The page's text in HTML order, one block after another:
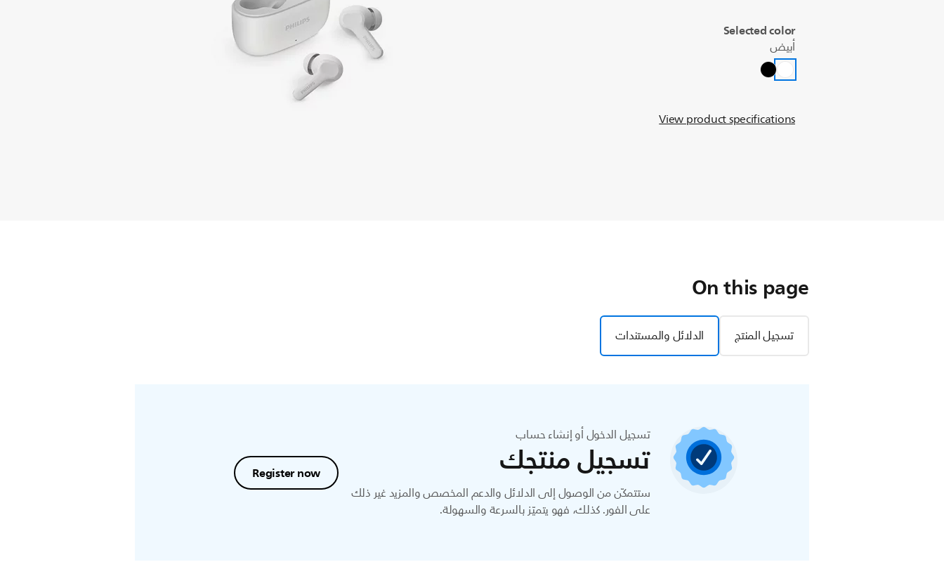
Selected color
أبيض
View product specifications
On this page
تسجيل المنتج الدلائل والمستندات
تسجيل الدخول أو إنشاء حساب
تسجيل منتجك
ستتمكّن من الوصول إلى الدلائل والدعم المخصص والمزيد غير ذلك
على الفور. كذلك، فهو يتميّز بالسرعة والسهولة.
Register now